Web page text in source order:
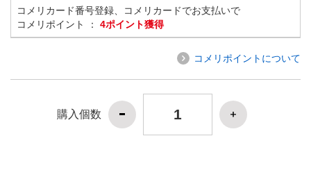
コメリカード番号登録、コメリカードでお支払いで
コメリポイント ： 4ポイント獲得
コメリポイントについて
購入個数